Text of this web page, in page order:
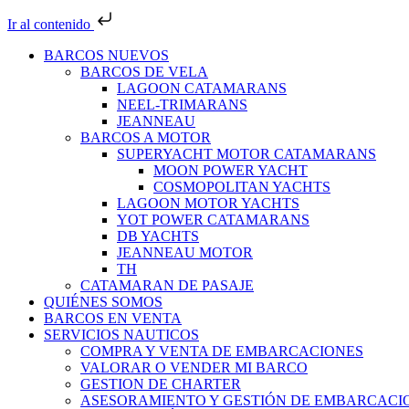
Ir al contenido
BARCOS NUEVOS
BARCOS DE VELA
LAGOON CATAMARANS
NEEL-TRIMARANS
JEANNEAU
BARCOS A MOTOR
SUPERYACHT MOTOR CATAMARANS
MOON POWER YACHT
COSMOPOLITAN YACHTS
LAGOON MOTOR YACHTS
YOT POWER CATAMARANS
DB YACHTS
JEANNEAU MOTOR
TH
CATAMARAN DE PASAJE
QUIÉNES SOMOS
BARCOS EN VENTA
SERVICIOS NAUTICOS
COMPRA Y VENTA DE EMBARCACIONES
VALORAR O VENDER MI BARCO
GESTION DE CHARTER
ASESORAMIENTO Y GESTIÓN DE